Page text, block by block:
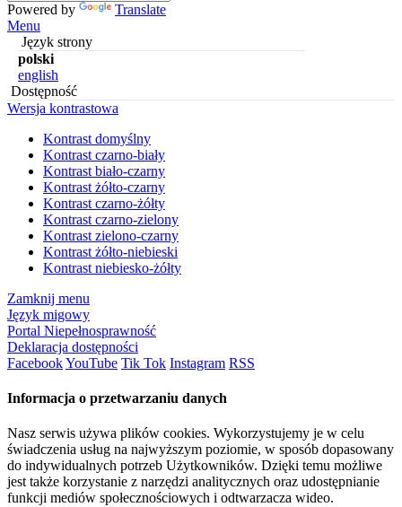
Powered by
Translate
Menu
Język strony
polski
english
Dostępność
Wersja kontrastowa
Kontrast domyślny
Kontrast czarno-biały
Kontrast biało-czarny
Kontrast żółto-czarny
Kontrast czarno-żółty
Kontrast czarno-zielony
Kontrast zielono-czarny
Kontrast żółto-niebieski
Kontrast niebiesko-żółty
Zamknij menu
Język migowy
Portal Niepełnosprawność
Deklaracja dostępności
FacebookYouTube Tik Tok Instagram RSS
Informacja o przetwarzaniu danych
Nasz serwis używa plików cookies. Wykorzystujemy je w celu
świadczenia usług na najwyższym poziomie, w sposób dopasowany
do indywidualnych potrzeb Użytkowników. Dzięki temu możliwe
jest także korzystanie z narzędzi analitycznych oraz udostępnianie
funkcji mediów społecznościowych i odtwarzacza wideo.